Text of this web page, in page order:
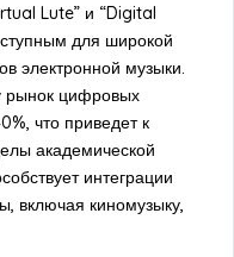
Lute” и “Digital
для широкой
электронной музыки.
рынок цифровых
что приведет к
академической
интеграции
включая киномузыку,